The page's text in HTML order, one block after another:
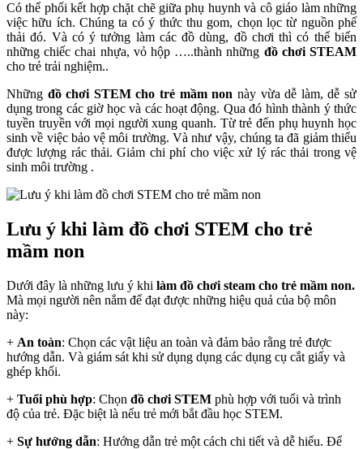
Có thể phối kết hợp chặt chẽ giữa phụ huynh và cô giáo làm những
việc hữu ích. Chúng ta có ý thức thu gom, chọn lọc từ nguồn phế
thải đó. Và có ý tưởng làm các đồ dùng, đồ chơi thì có thể biến
những chiếc chai nhựa, vỏ hộp …..thành những đồ chơi STEAM
cho trẻ trải nghiệm..
Những đồ chơi STEM cho trẻ mầm non này vừa dễ làm, dễ sử
dụng trong các giờ học và các hoạt động. Qua đó hình thành ý thức
tuyền truyền với mọi người xung quanh. Từ trẻ đến phụ huynh học
sinh về việc bảo vệ môi trường. Và như vậy, chúng ta đã giảm thiểu
được lượng rác thải. Giảm chi phí cho việc xử lý rác thải trong vệ
sinh môi trường .
Lưu ý khi làm đồ chơi STEM cho trẻ
mầm non
Dưới đây là những lưu ý khi làm đồ chơi steam cho trẻ mầm non.
Mà mọi người nên nắm để đạt được những hiệu quả của bộ môn
này:
+ An toàn: Chọn các vật liệu an toàn và đảm bảo rằng trẻ được
hướng dẫn. Và giám sát khi sử dụng dụng các dụng cụ cắt giấy và
ghép khối.
+ Tuổi phù hợp: Chọn đồ chơi STEM phù hợp với tuổi và trình
độ của trẻ. Đặc biệt là nếu trẻ mới bắt đầu học STEM.
+ Sự hướng dẫn: Hướng dẫn trẻ một cách chi tiết và dễ hiểu. Để